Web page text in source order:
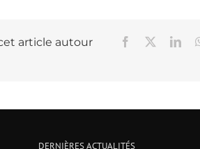
article autour
Facebook
DERNIÈRES ACTUALITÉS